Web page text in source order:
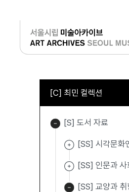
로그인
[C] 최민 컬렉션
[S] 도서 자료
[SS] 시각문화
[SS] 인문과 사
[SS] 교양과 취